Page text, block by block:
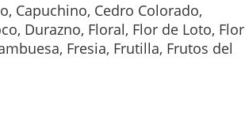
Capuchino, Cedro Colorado,
Durazno, Floral, Flor de Loto, Flor
Fresia, Frutilla, Frutos del